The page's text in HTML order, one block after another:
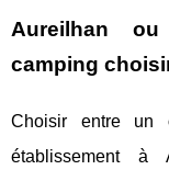
Aureilhan
camping
Choisir entre un
établissement à